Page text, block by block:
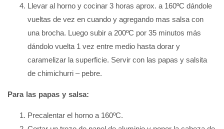
Llevar al horno y cocinar 3 horas aprox. a 160ºC dándole
vueltas de vez en cuando y agregando mas salsa con
una brocha. Luego subir a 200ºC por 35 minutos más
dándolo vuelta 1 vez entre medio hasta dorar y
caramelizar la superficie. Servir con las papas y salsita
de chimichurri – pebre.
Para las papas y salsa:
Precalentar el horno a 160ºC.